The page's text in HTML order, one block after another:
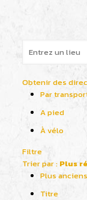
Obtenir des
Par
A pied
À vélo
Filtre
Trier par : Plus
Plus
Titre